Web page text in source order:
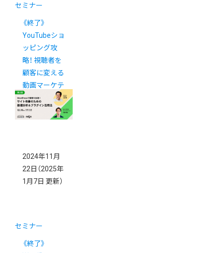
セミナー
《終了》
YouTubeショ
ッピング攻
略！ 視聴者を
顧客に変える
動画マーケテ
ィング術
2024年11月
22日 （2025年
1月7日 更新）
セミナー
《終了》